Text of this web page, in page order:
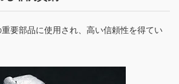
要部品に使用され、高い信頼性を得てい